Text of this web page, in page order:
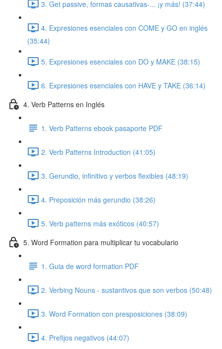
3. Get passive, formas causativas-... ¡y más! (37:44)
4. Expresiones esenciales con COME y GO en inglés
(35:44)
5. Expresiones esenciales con DO y MAKE (38:15)
6. Expresiones esenciales con HAVE y TAKE (36:14)
4. Verb Patterns en Inglés
1. Verb Patterns ebook pasaporte PDF
2. Verb Patterns Introduction (41:05)
3. Gerundio, infinitivo y verbos flexibles (48:19)
4. Preposición más gerundio (38:26)
5. Verb patterns más exóticos (40:57)
5. Word Formation para multiplicar tu vocabulario
1. Guia de word formation PDF
2. Verbing Nouns - sustantivos que son verbos (50:48)
3. Word Formation con presposiciones (38:09)
4. Prefijos negativos (44:07)